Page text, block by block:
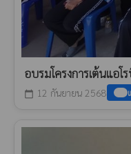
อบรมโครงการเต้นแอ
calendar_today 12 กันยายน 2568